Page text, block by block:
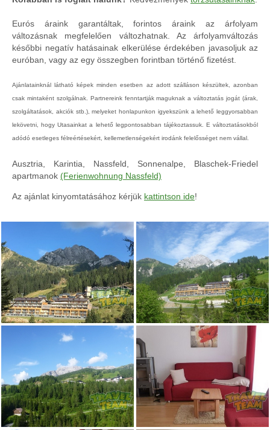
Eurós áraink garantáltak, forintos áraink az árfolyam
változásnak megfelelően változhatnak. Az árfolyamváltozás
későbbi negatív hatásainak elkerülése érdekében javasoljuk az
euróban, vagy az egy összegben forintban történő fizetést.
Ajánlatainknál látható képek minden esetben az adott szálláson készültek, azonban
csak mintaként szolgálnak. Partnereink fenntartják maguknak a változtatás jogát (árak,
szolgáltatások, akciók stb.), melyeket honlapunkon igyekszünk a lehető leggyorsabban
lekövetni, hogy Utasainkat a lehető legpontosabban tájékoztassuk. E változtatásokból
adódó esetleges félreértésekért, kellemetlenségekért irodánk felelősséget nem vállal.
Ausztria, Karintia, Nassfeld, Sonnenalpe, Blaschek-Friedel
apartmanok (Ferienwohnung Nassfeld)
Az ajánlat kinyomtatásához kérjük kattintson ide!